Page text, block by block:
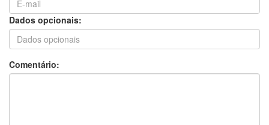
Dados opcionais:
Comentário: